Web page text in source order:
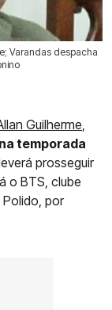
Varandas despacha
Guilherme
temporada
prosseguir
o BTS, clube
por